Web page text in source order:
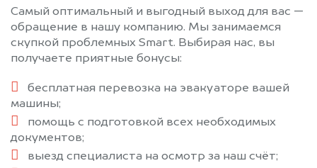
Самый оптимальный и выгодный выход для вас —
обращение в нашу компанию. Мы занимаемся
скупкой проблемных Smart. Выбирая нас, вы
получаете приятные бонусы:
бесплатная перевозка на эвакуаторе вашей
машины;
помощь с подготовкой всех необходимых
документов;
выезд специалиста на осмотр за наш счёт;